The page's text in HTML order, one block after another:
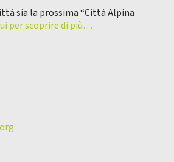
sia la prossima “Città Alpina
per scoprire di più…